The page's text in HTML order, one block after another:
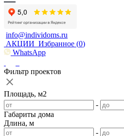
info@individoms.ru
АКЦИИ Избранное (0)
WhatsApp
Фильтр проектов
Площадь, м2
-
Габариты дома
Длина, м
-